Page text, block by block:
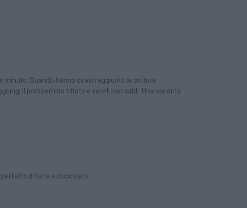
minuto. Quando hanno quasi raggiunto la cottura
il prezzemolo tritato e servili ben caldi. Una variante:
di birra e cioccolato.